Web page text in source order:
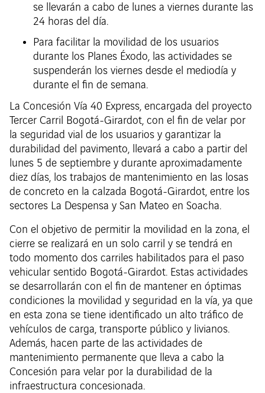
se llevarán a cabo de lunes a viernes durante las
24 horas del día.
Para facilitar la movilidad de los usuarios
durante los Planes Éxodo, las actividades se
suspenderán los viernes desde el mediodía y
durante el fin de semana.
La Concesión Vía 40 Express, encargada del proyecto
Tercer Carril Bogotá-Girardot, con el fin de velar por
la seguridad vial de los usuarios y garantizar la
durabilidad del pavimento, llevará a cabo a partir del
lunes 5 de septiembre y durante aproximadamente
diez días, los trabajos de mantenimiento en las losas
de concreto en la calzada Bogotá-Girardot, entre los
sectores La Despensa y San Mateo en Soacha.
Con el objetivo de permitir la movilidad en la zona, el
cierre se realizará en un solo carril y se tendrá en
todo momento dos carriles habilitados para el paso
vehicular sentido Bogotá-Girardot. Estas actividades
se desarrollarán con el fin de mantener en óptimas
condiciones la movilidad y seguridad en la vía, ya que
en esta zona se tiene identificado un alto tráfico de
vehículos de carga, transporte público y livianos.
Además, hacen parte de las actividades de
mantenimiento permanente que lleva a cabo la
Concesión para velar por la durabilidad de la
infraestructura concesionada.